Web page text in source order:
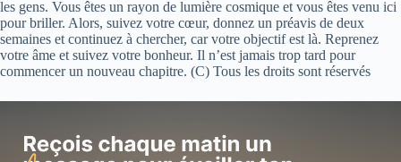
les gens. Vous êtes un rayon de lumière cosmique et vous êtes venu ici
pour briller. Alors, suivez votre cœur, donnez un préavis de deux
semaines et continuez à chercher, car votre objectif est là. Reprenez
votre âme et suivez votre bonheur. Il n’est jamais trop tard pour
commencer un nouveau chapitre. (C) Tous les droits sont réservés